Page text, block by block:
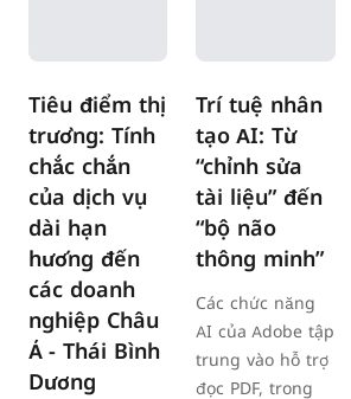
Tiêu điểm thị
trường: Tính
chắc chắn
của dịch vụ
dài hạn
hướng đến
các doanh
nghiệp Châu
Á - Thái Bình
Dương
Trí tuệ nhân
tạo AI: Từ
“chỉnh sửa
tài liệu” đến
“bộ não
thông minh”
Các chức năng
AI của Adobe tập
trung vào hỗ trợ
đọc PDF, trong